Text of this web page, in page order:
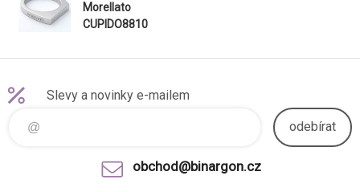
Morellato
CUPIDO8810
Slevy a novinky e-mailem
odebírat
obchod@binargon.cz